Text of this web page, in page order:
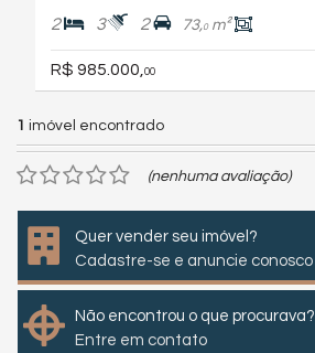
2 3 2 73,0m²
R$ 985.000, 00
1 imóvel encontrado
(nenhuma avaliação)
Quer vender seu imóvel?
Cadastre-se e anuncie conosco
Não encontrou o que procurava?
Entre em contato